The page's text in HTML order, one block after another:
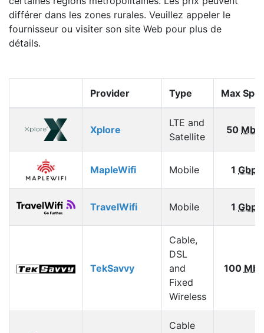
différer dans les zones rurales. Veuillez appeler le
fournisseur ou visiter son site Web pour plus de
détails.
Provider Type Max
Xplore
LTE and
Satellite
50
MapleWifi Mobile 1 Gbps
TravelWifi Mobile 1 Gbps
TekSavvy
Cable,
DSL
and
Fixed
Wireless
100
Cable